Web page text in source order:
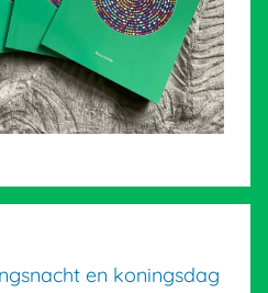
en koningsdag